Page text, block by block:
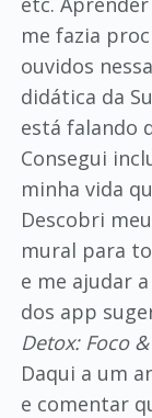
me fazia
ouvidos
didática da
está falando
Consegui
minha vida
Descobri
mural para
e me ajudar
dos app
Detox: Foco
Daqui a um
e comentar